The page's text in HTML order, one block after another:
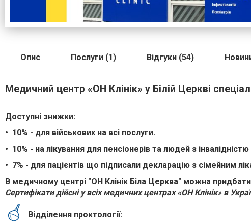
Опис Послуги (1) Відгуки (54)
Медичний центр «ОН Клінік» у Білій Церкві
Доступні знижки:
• 10% - для військових на всі послуги.
• 10% - на лікування для пенсіонерів та людей з
• 7% - для пацієнтів що підписали декларацію з сімейним
В медичному центрі "ОН Клінік Біла Церква" можна
Сертифікати дійсні у всіх медичних центрах «ОН Клінік» в
Відділення проктології: